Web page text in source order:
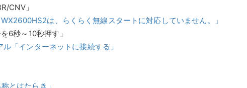
CNV」
WX2600HS2は、らくらく無線スタートに対応していません。」
6秒～10秒押す」
「インターネットに接続する」
とはたらき」